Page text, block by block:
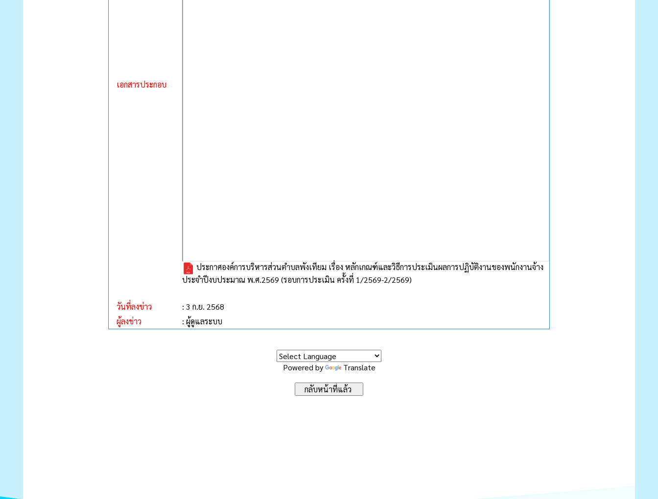
เอกสารประกอบ
ประกาศองค์การบริหารส่วนตำบลพังเทียม เรื่อง หลักเกณฑ์และวิธีการประเมินผลการปฏิบัติงานของพนักงานจ้าง
ประจำปีงบประมาณ พ.ศ.2569 (รอบการประเมิน ครั้งที่ 1/2569-2/2569)
วันที่ลงข่าว
: 3 ก.ย. 2568
ผู้ลงข่าว
: ผู้ดูแลระบบ
Powered by Translate